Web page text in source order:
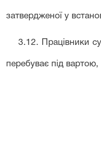
затвердженої у
3.12. Працівники
перебуває під